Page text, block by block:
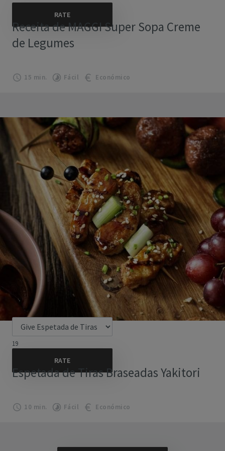
Receita de MAGGI Super Sopa Creme
de Legumes
15 min. Fácil Económico
19
Espetada de Tiras Braseadas Yakitori
10 min. Fácil Económico